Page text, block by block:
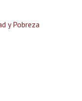
y Pobreza